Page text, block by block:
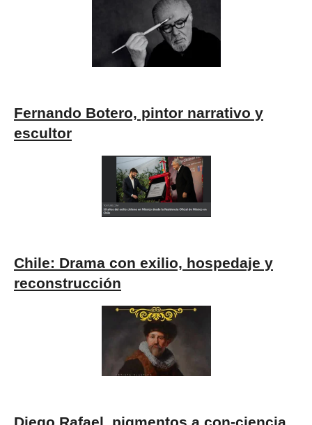
Fernando Botero, pintor narrativo y
escultor
Chile: Drama con exilio, hospedaje y
reconstrucción